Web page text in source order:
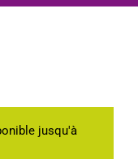
jusqu'à